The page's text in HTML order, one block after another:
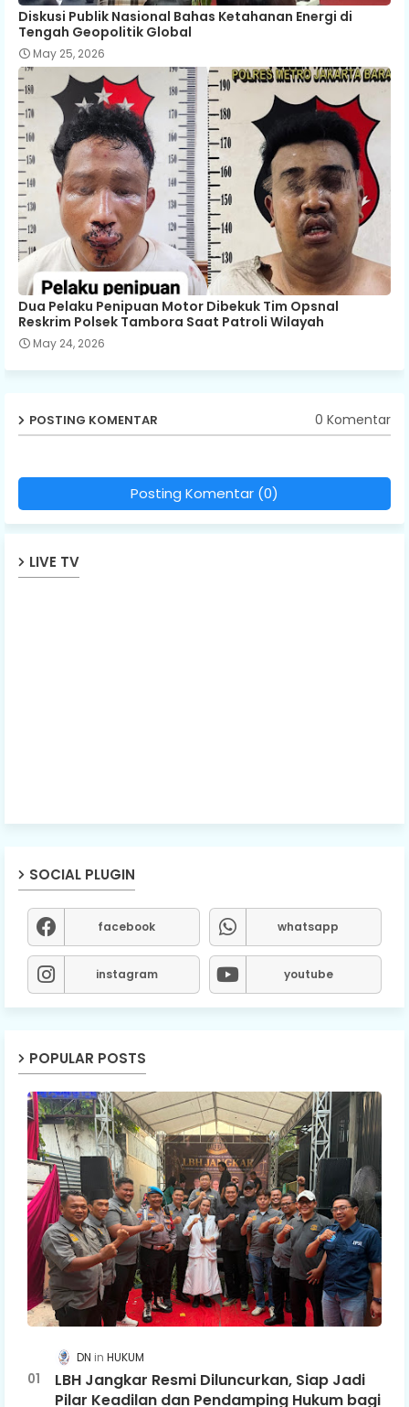
Diskusi Publik Nasional Bahas Ketahanan Energi di
Tengah Geopolitik Global
May 25, 2026
Dua Pelaku Penipuan Motor Dibekuk Tim Opsnal
Reskrim Polsek Tambora Saat Patroli Wilayah
May 24, 2026
POSTING KOMENTAR 0 Komentar
Posting Komentar (0)
LIVE TV
SOCIAL PLUGIN
facebook whatsapp
instagram youtube
POPULAR POSTS
DN HUKUM
LBH Jangkar Resmi Diluncurkan, Siap Jadi
Pilar Keadilan dan Pendamping Hukum bagi